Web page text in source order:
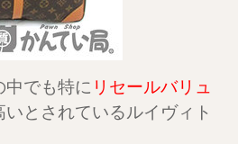
中でも特に リセールバリュ
いとされているルイヴィト